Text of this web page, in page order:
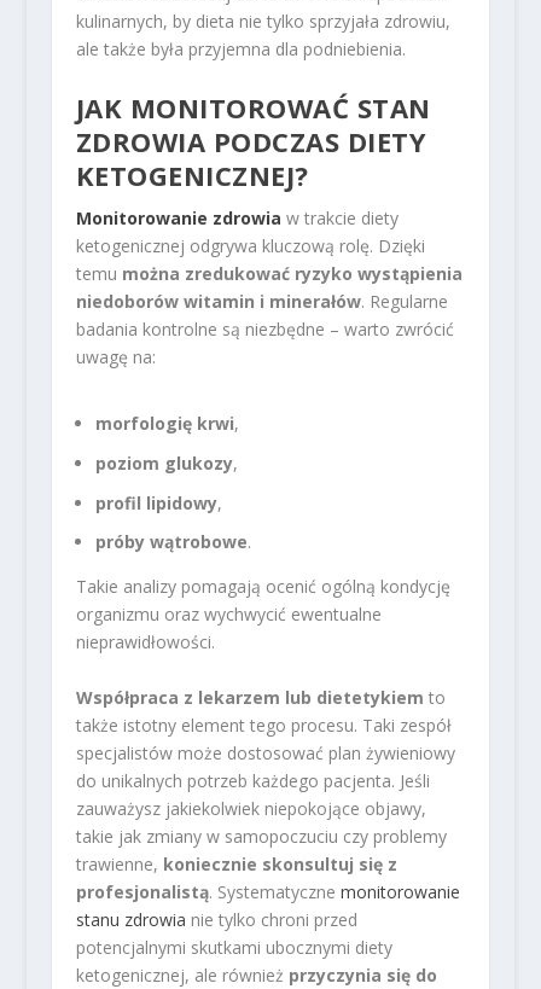
kulinarnych, by dieta nie tylko sprzyjała zdrowiu,
ale także była przyjemna dla podniebienia.
JAK MONITOROWAĆ STAN
ZDROWIA PODCZAS DIETY
KETOGENICZNEJ?
Monitorowanie zdrowia w trakcie diety
ketogenicznej odgrywa kluczową rolę. Dzięki
temu można zredukować ryzyko wystąpienia
niedoborów witamin i minerałów. Regularne
badania kontrolne są niezbędne – warto zwrócić
uwagę na:
morfologię krwi,
poziom glukozy,
profil lipidowy,
próby wątrobowe.
Takie analizy pomagają ocenić ogólną kondycję
organizmu oraz wychwycić ewentualne
nieprawidłowości.
Współpraca z lekarzem lub dietetykiem to
także istotny element tego procesu. Taki zespół
specjalistów może dostosować plan żywieniowy
do unikalnych potrzeb każdego pacjenta. Jeśli
zauważysz jakiekolwiek niepokojące objawy,
takie jak zmiany w samopoczuciu czy problemy
trawienne, koniecznie skonsultuj się z
profesjonalistą. Systematyczne monitorowanie
stanu zdrowia nie tylko chroni przed
potencjalnymi skutkami ubocznymi diety
ketogenicznej, ale również przyczynia się do